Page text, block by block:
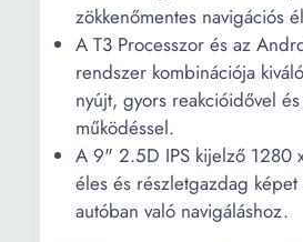
zökkenőmentes navigációs
A T3 Processzor és az
rendszer kombinációja
nyújt, gyors reakcióidővel
működéssel.
A 9" 2.5D IPS kijelző 1280
éles és részletgazdag
autóban való navigáláshoz.